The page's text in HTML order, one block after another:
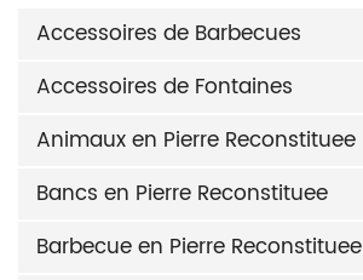
Accessoires de Barbecues
Accessoires de Fontaines
Animaux en Pierre Reconstituee
Bancs en Pierre Reconstituee
Barbecue en Pierre Reconstituee